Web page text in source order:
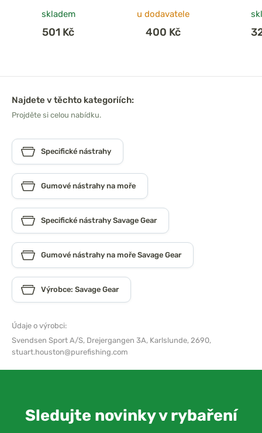
skladem
501 Kč
u dodavatele
400 Kč
Najdete v těchto kategoriích:
Projděte si celou nabídku.
Specifické nástrahy
Gumové nástrahy na moře
Specifické nástrahy Savage Gear
Gumové nástrahy na moře Savage Gear
Výrobce: Savage Gear
Údaje o výrobci:
Svendsen Sport A/S, Drejergangen 3A, Karlslunde, 2690,
stuart.houston@purefishing.com
Sledujte novinky v rybaření